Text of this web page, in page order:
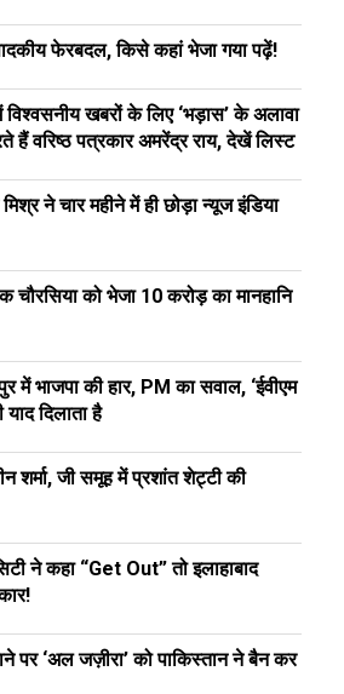
फेरबदल, किसे कहां भेजा गया पढ़ें!
विश्वसनीय खबरों के लिए ‘भड़ास’ के अलावा
हैं वरिष्ठ पत्रकार अमरेंद्र राय, देखें लिस्ट
ने चार महीने में ही छोड़ा न्यूज इंडिया
चौरसिया को भेजा ₹10 करोड़ का मानहानि
भाजपा की हार, PM का सवाल, ‘ईवीएम
याद दिलाता है
शर्मा, जी समूह में प्रशांत शेट्टी की
ने कहा “Get Out” तो इलाहाबाद
पर ‘अल जज़ीरा’ को पाकिस्तान ने बैन कर